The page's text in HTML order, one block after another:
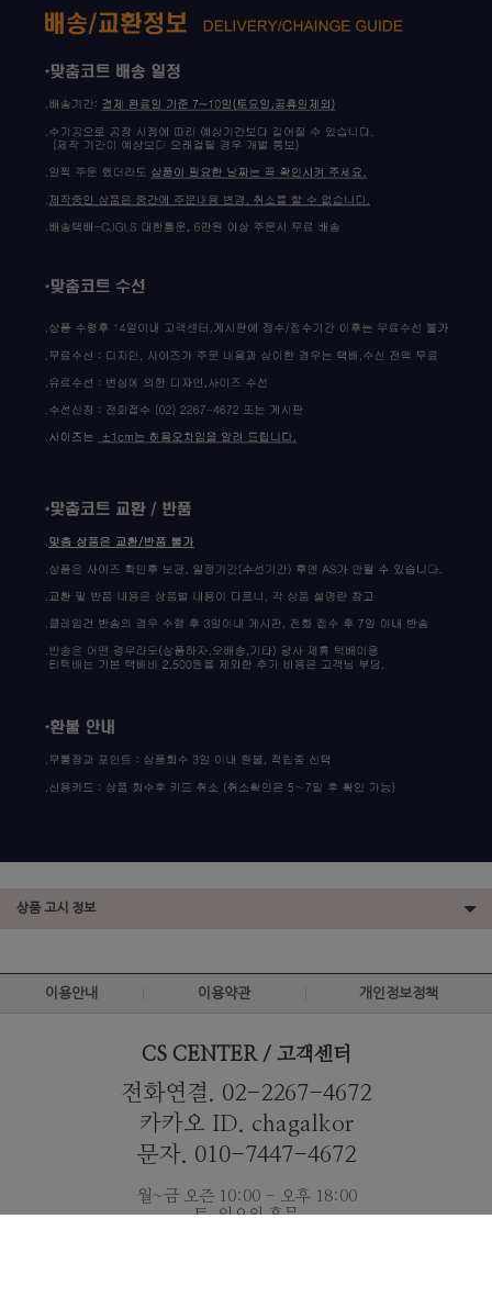
상품 고시 정보
이용안내 이용약관 개인정보정책
CS CENTER / 고객센터
전화연결. 02-2267-4672
카카오 ID. chagalkor
문자. 010-7447-4672
월~금 오즌 10:00 - 오후 18:00
토, 일요일 휴무